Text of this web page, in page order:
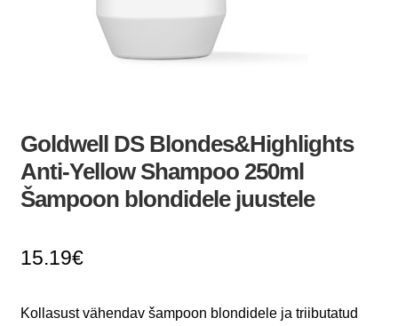
Goldwell DS Blondes&Highlights
Anti-Yellow Shampoo 250ml
Šampoon blondidele juustele
15.19€
Kollasust vähendav šampoon blondidele ja triibutatud